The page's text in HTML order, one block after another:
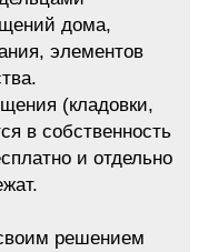
дома,
элементов
(кладовки,
в собственность
и отдельно
решением